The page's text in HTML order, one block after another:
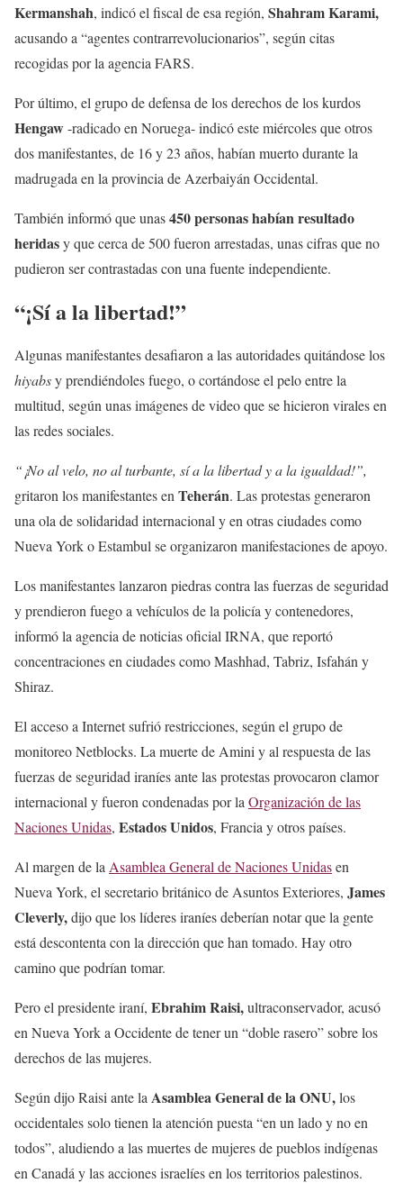
Kermanshah, indicó el fiscal de esa región, Shahram Karami,
acusando a “agentes contrarrevolucionarios”, según citas
recogidas por la agencia FARS.
Por último, el grupo de defensa de los derechos de los kurdos
Hengaw-radicado en Noruega- indicó este miércoles que otros
dos manifestantes, de 16 y 23 años, habían muerto durante la
madrugada en la provincia de Azerbaiyán Occidental.
También informó que unas450 personas habían resultado
heridasy que cerca de 500 fueron arrestadas, unas cifras que no
pudieron ser contrastadas con una fuente independiente.
“¡Sí a la libertad!”
Algunas manifestantes desafiaron a las autoridades quitándose los
hiyabsy prendiéndoles fuego, o cortándose el pelo entre la
multitud, según unas imágenes de video que se hicieron virales en
las redes sociales.
“¡No al velo, no al turbante, sí a la libertad y a la igualdad!”,
gritaron los manifestantes en Teherán. Las protestas generaron
una ola de solidaridad internacional y en otras ciudades como
Nueva York o Estambul se organizaron manifestaciones de apoyo.
Los manifestantes lanzaron piedras contra las fuerzas de seguridad
y prendieron fuego a vehículos de la policía y contenedores,
informó la agencia de noticias oficial IRNA, que reportó
concentraciones en ciudades como Mashhad, Tabriz, Isfahán y
Shiraz.
El acceso a Internet sufrió restricciones, según el grupo de
monitoreo Netblocks. La muerte de Amini y al respuesta de las
fuerzas de seguridad iraníes ante las protestas provocaron clamor
internacional y fueron condenadas por la Organización de las
Naciones Unidas, Estados Unidos, Francia y otros países.
Al margen de la Asamblea General de Naciones Unidasen
Nueva York, el secretario británico de Asuntos Exteriores, James
Cleverly,dijo que los líderes iraníes deberían notar que la gente
está descontenta con la dirección que han tomado. Hay otro
camino que podrían tomar.
Pero el presidente iraní, Ebrahim Raisi,ultraconservador, acusó
en Nueva York a Occidente de tener un “doble rasero” sobre los
derechos de las mujeres.
Según dijo Raisi ante la Asamblea General de la ONU,los
occidentales solo tienen la atención puesta “en un lado y no en
todos”, aludiendo a las muertes de mujeres de pueblos indígenas
en Canadá y las acciones israelíes en los territorios palestinos.